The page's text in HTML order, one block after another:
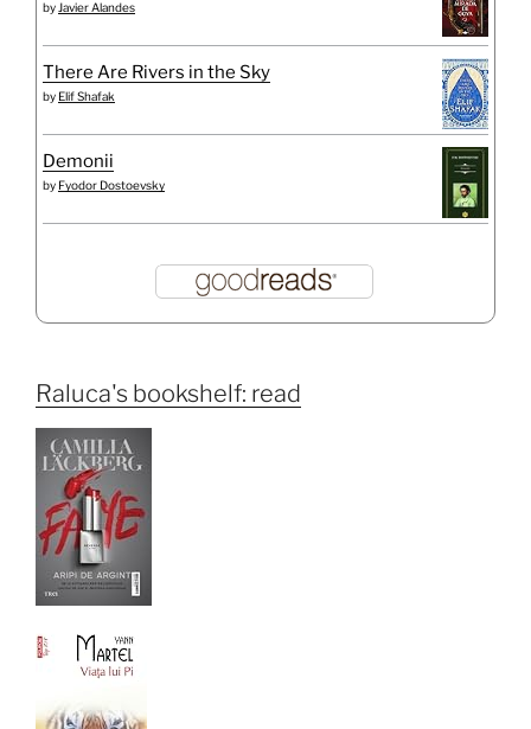
by Javier Alandes
There Are Rivers in the Sky
by Elif Shafak
Demonii
by Fyodor Dostoevsky
Raluca's bookshelf: read